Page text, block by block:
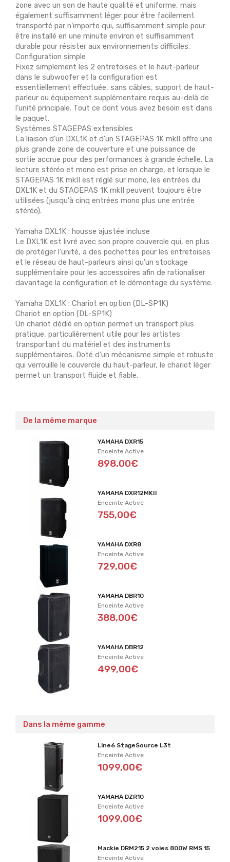
zone avec un son de haute qualité et uniforme, mais
également suffisamment léger pour être facilement
transporté par n'importe qui, suffisamment simple pour
être installé en une minute environ et suffisamment
durable pour résister aux environnements difficiles.
Configuration simple
Fixez simplement les 2 entretoises et le haut-parleur
dans le subwoofer et la configuration est
essentiellement effectuée, sans câbles, support de haut-
parleur ou équipement supplémentaire requis au-delà de
l'unité principale. Tout ce dont vous avez besoin est dans
le paquet.
Systèmes STAGEPAS extensibles
La liaison d'un DXL1K et d'un STAGEPAS 1K mkII offre une
plus grande zone de couverture et une puissance de
sortie accrue pour des performances à grande échelle. La
lecture stéréo et mono est prise en charge, et lorsque le
STAGEPAS 1K mkII est réglé sur mono, les entrées du
DXL1K et du STAGEPAS 1K mkII peuvent toujours être
utilisées (jusqu'à cinq entrées mono plus une entrée
stéréo).
Yamaha DXL1K : housse ajustée incluse
Le DXL1K est livré avec son propre couvercle qui, en plus
de protéger l'unité, a des pochettes pour les entretoises
et le réseau de haut-parleurs ainsi qu'un stockage
supplémentaire pour les accessoires afin de rationaliser
davantage la configuration et le démontage du système.
Yamaha DXL1K : Chariot en option (DL-SP1K)
Chariot en option (DL-SP1K)
Un chariot dédié en option permet un transport plus
pratique, particulièrement utile pour les artistes
transportant du matériel et des instruments
supplémentaires. Doté d'un mécanisme simple et robuste
qui verrouille le couvercle du haut-parleur, le chariot léger
permet un transport fluide et fiable.
De la même marque
YAMAHA DXR15
Enceinte Active
898,00€
YAMAHA DXR12MKII
Enceinte Active
755,00€
YAMAHA DXR8
Enceinte Active
729,00€
YAMAHA DBR10
Enceinte Active
388,00€
YAMAHA DBR12
Enceinte Active
499,00€
Dans la même gamme
Line6 StageSource L3t
Enceinte Active
1099,00€
YAMAHA DZR10
Enceinte Active
1099,00€
Mackie DRM215 2 voies 800W RMS 15
Enceinte Active